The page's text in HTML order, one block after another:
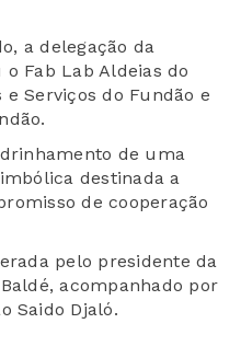
a delegação da
Fab Lab Aldeias do
Serviços do Fundão e
de uma
destinada a
de cooperação
pelo presidente da
acompanhado por
Saido Djaló.